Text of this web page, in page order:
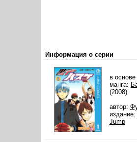
Информация о серии
в
манга:
(2008)
автор:
издание:
Jump